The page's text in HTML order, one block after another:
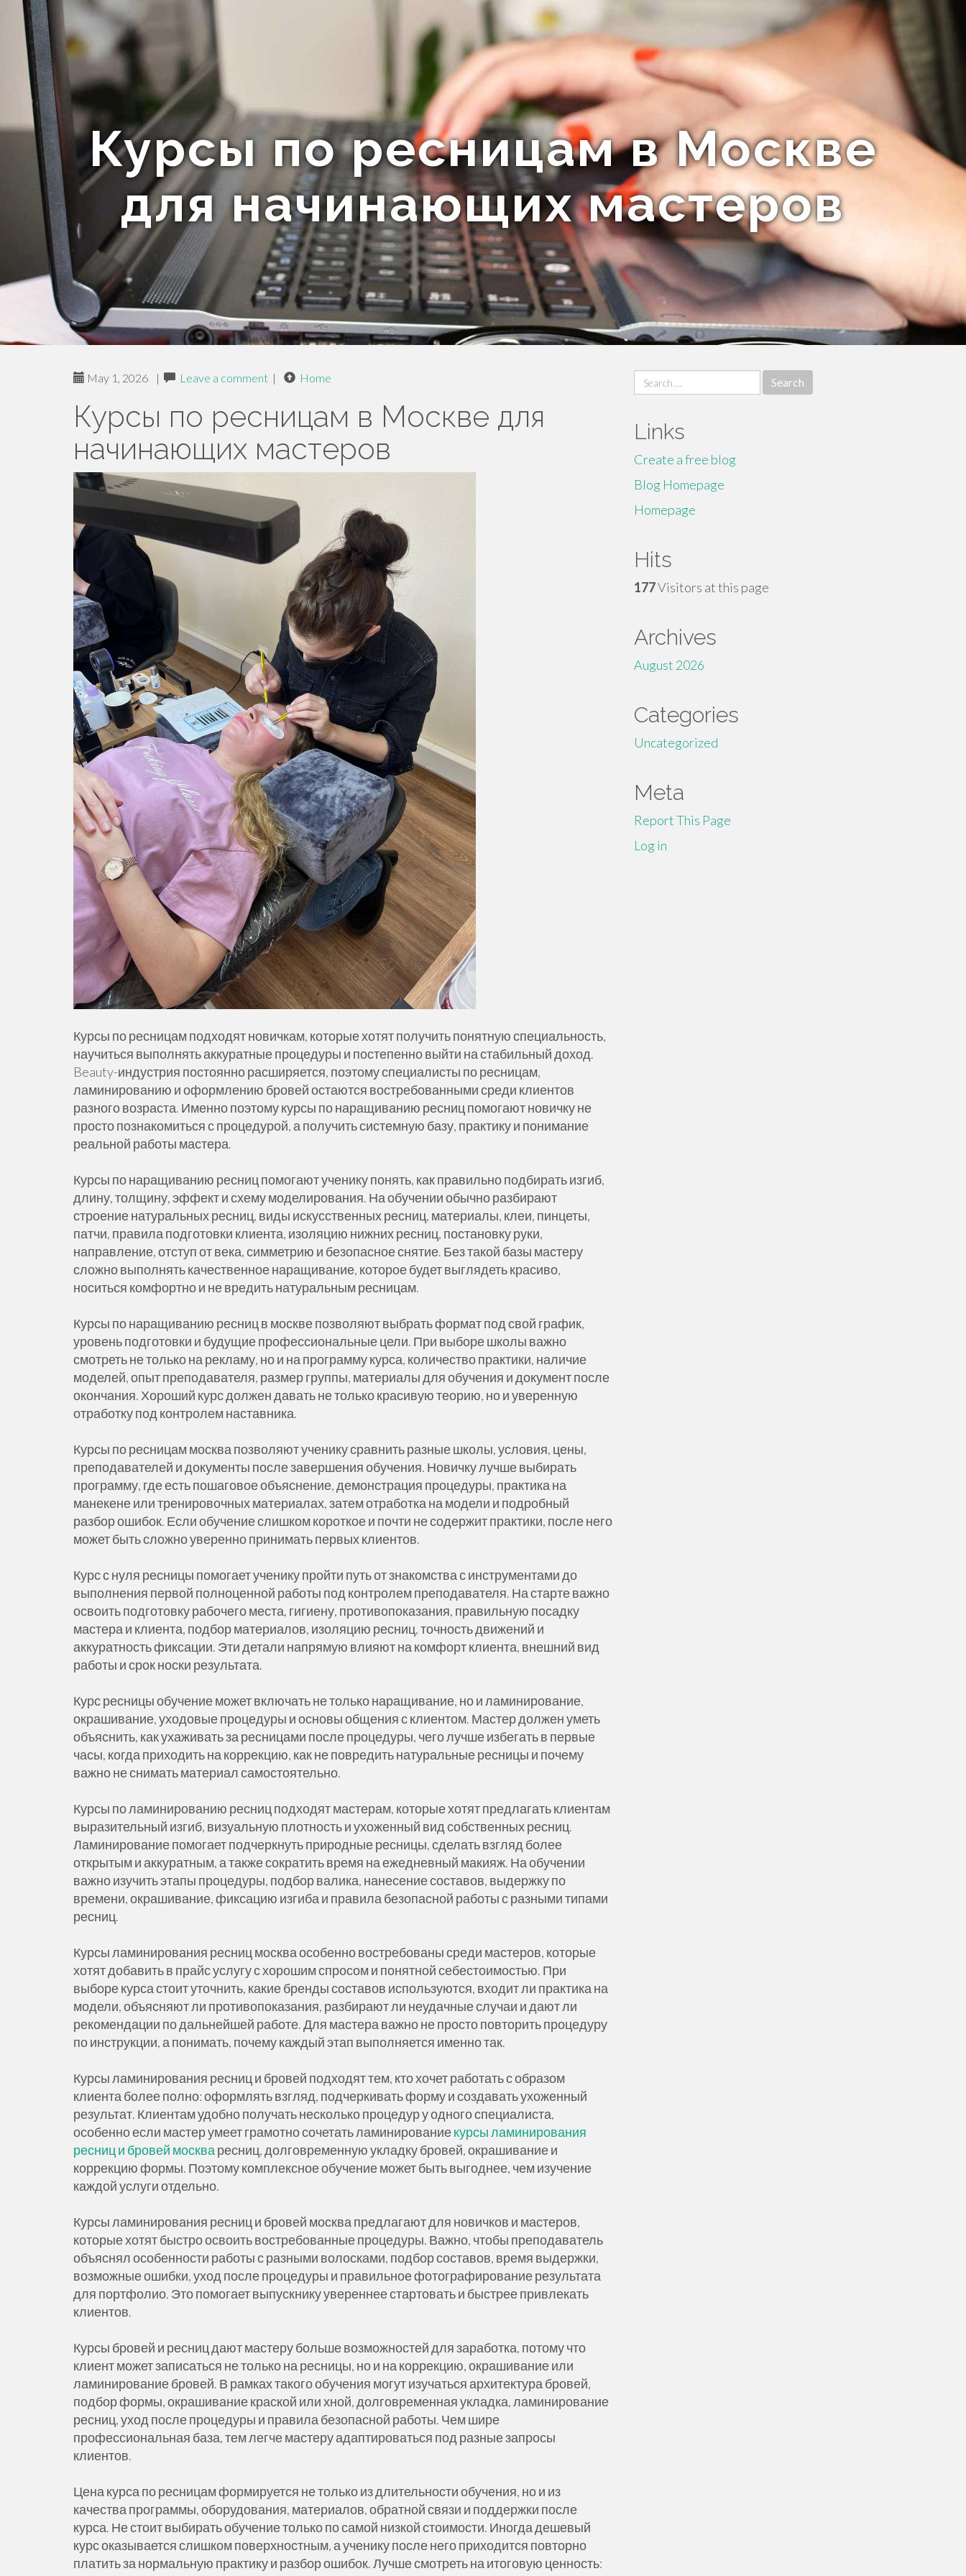
Курсы по ресницам в Москве
для начинающих мастеров
May 1, 2026 | Leave a comment | Home
Курсы по ресницам в Москве для
начинающих мастеров
Курсы по ресницам подходят новичкам, которые хотят получить понятную специальность,
научиться выполнять аккуратные процедуры и постепенно выйти на стабильный доход.
Beauty-индустрия постоянно расширяется, поэтому специалисты по ресницам,
ламинированию и оформлению бровей остаются востребованными среди клиентов
разного возраста. Именно поэтому курсы по наращиванию ресниц помогают новичку не
просто познакомиться с процедурой, а получить системную базу, практику и понимание
реальной работы мастера.
Курсы по наращиванию ресниц помогают ученику понять, как правильно подбирать изгиб,
длину, толщину, эффект и схему моделирования. На обучении обычно разбирают
строение натуральных ресниц, виды искусственных ресниц, материалы, клеи, пинцеты,
патчи, правила подготовки клиента, изоляцию нижних ресниц, постановку руки,
направление, отступ от века, симметрию и безопасное снятие. Без такой базы мастеру
сложно выполнять качественное наращивание, которое будет выглядеть красиво,
носиться комфортно и не вредить натуральным ресницам.
Курсы по наращиванию ресниц в москве позволяют выбрать формат под свой график,
уровень подготовки и будущие профессиональные цели. При выборе школы важно
смотреть не только на рекламу, но и на программу курса, количество практики, наличие
моделей, опыт преподавателя, размер группы, материалы для обучения и документ после
окончания. Хороший курс должен давать не только красивую теорию, но и уверенную
отработку под контролем наставника.
Курсы по ресницам москва позволяют ученику сравнить разные школы, условия, цены,
преподавателей и документы после завершения обучения. Новичку лучше выбирать
программу, где есть пошаговое объяснение, демонстрация процедуры, практика на
манекене или тренировочных материалах, затем отработка на модели и подробный
разбор ошибок. Если обучение слишком короткое и почти не содержит практики, после него
может быть сложно уверенно принимать первых клиентов.
Курс с нуля ресницы помогает ученику пройти путь от знакомства с инструментами до
выполнения первой полноценной работы под контролем преподавателя. На старте важно
освоить подготовку рабочего места, гигиену, противопоказания, правильную посадку
мастера и клиента, подбор материалов, изоляцию ресниц, точность движений и
аккуратность фиксации. Эти детали напрямую влияют на комфорт клиента, внешний вид
работы и срок носки результата.
Курс ресницы обучение может включать не только наращивание, но и ламинирование,
окрашивание, уходовые процедуры и основы общения с клиентом. Мастер должен уметь
объяснить, как ухаживать за ресницами после процедуры, чего лучше избегать в первые
часы, когда приходить на коррекцию, как не повредить натуральные ресницы и почему
важно не снимать материал самостоятельно.
Курсы по ламинированию ресниц подходят мастерам, которые хотят предлагать клиентам
выразительный изгиб, визуальную плотность и ухоженный вид собственных ресниц.
Ламинирование помогает подчеркнуть природные ресницы, сделать взгляд более
открытым и аккуратным, а также сократить время на ежедневный макияж. На обучении
важно изучить этапы процедуры, подбор валика, нанесение составов, выдержку по
времени, окрашивание, фиксацию изгиба и правила безопасной работы с разными типами
ресниц.
Курсы ламинирования ресниц москва особенно востребованы среди мастеров, которые
хотят добавить в прайс услугу с хорошим спросом и понятной себестоимостью. При
выборе курса стоит уточнить, какие бренды составов используются, входит ли практика на
модели, объясняют ли противопоказания, разбирают ли неудачные случаи и дают ли
рекомендации по дальнейшей работе. Для мастера важно не просто повторить процедуру
по инструкции, а понимать, почему каждый этап выполняется именно так.
Курсы ламинирования ресниц и бровей подходят тем, кто хочет работать с образом
клиента более полно: оформлять взгляд, подчеркивать форму и создавать ухоженный
результат. Клиентам удобно получать несколько процедур у одного специалиста,
особенно если мастер умеет грамотно сочетать ламинированиекурсы ламинирования
ресниц и бровей москва ресниц, долговременную укладку бровей, окрашивание и
коррекцию формы. Поэтому комплексное обучение может быть выгоднее, чем изучение
каждой услуги отдельно.
Курсы ламинирования ресниц и бровей москва предлагают для новичков и мастеров,
которые хотят быстро освоить востребованные процедуры. Важно, чтобы преподаватель
объяснял особенности работы с разными волосками, подбор составов, время выдержки,
возможные ошибки, уход после процедуры и правильное фотографирование результата
для портфолио. Это помогает выпускнику увереннее стартовать и быстрее привлекать
клиентов.
Курсы бровей и ресниц дают мастеру больше возможностей для заработка, потому что
клиент может записаться не только на ресницы, но и на коррекцию, окрашивание или
ламинирование бровей. В рамках такого обучения могут изучаться архитектура бровей,
подбор формы, окрашивание краской или хной, долговременная укладка, ламинирование
ресниц, уход после процедуры и правила безопасной работы. Чем шире
профессиональная база, тем легче мастеру адаптироваться под разные запросы
клиентов.
Цена курса по ресницам формируется не только из длительности обучения, но и из
качества программы, оборудования, материалов, обратной связи и поддержки после
курса. Не стоит выбирать обучение только по самой низкой стоимости. Иногда дешевый
курс оказывается слишком поверхностным, а ученику после него приходится повторно
платить за нормальную практику и разбор ошибок. Лучше смотреть на итоговую ценность:
Search
for:
Links
Create a free blog
Blog Homepage
Homepage
Hits
177Visitors at this page
Archives
August 2026
Categories
Uncategorized
Meta
Report This Page
Log in